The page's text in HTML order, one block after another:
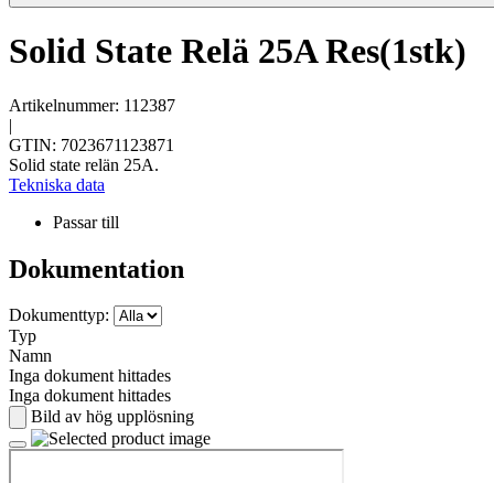
Solid State Relä 25A Res(1stk)
Artikelnummer: 112387
|
GTIN: 7023671123871
Solid state relän 25A.
Tekniska data
Passar till
Dokumentation
Dokumenttyp:
Typ
Namn
Inga dokument hittades
Inga dokument hittades
Bild av hög upplösning